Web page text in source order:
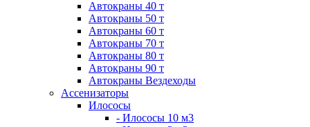
Автокраны 40 т
Автокраны 50 т
Автокраны 60 т
Автокраны 70 т
Автокраны 80 т
Автокраны 90 т
Автокраны Вездеходы
Ассенизаторы
Илососы
- Илососы 10 м3